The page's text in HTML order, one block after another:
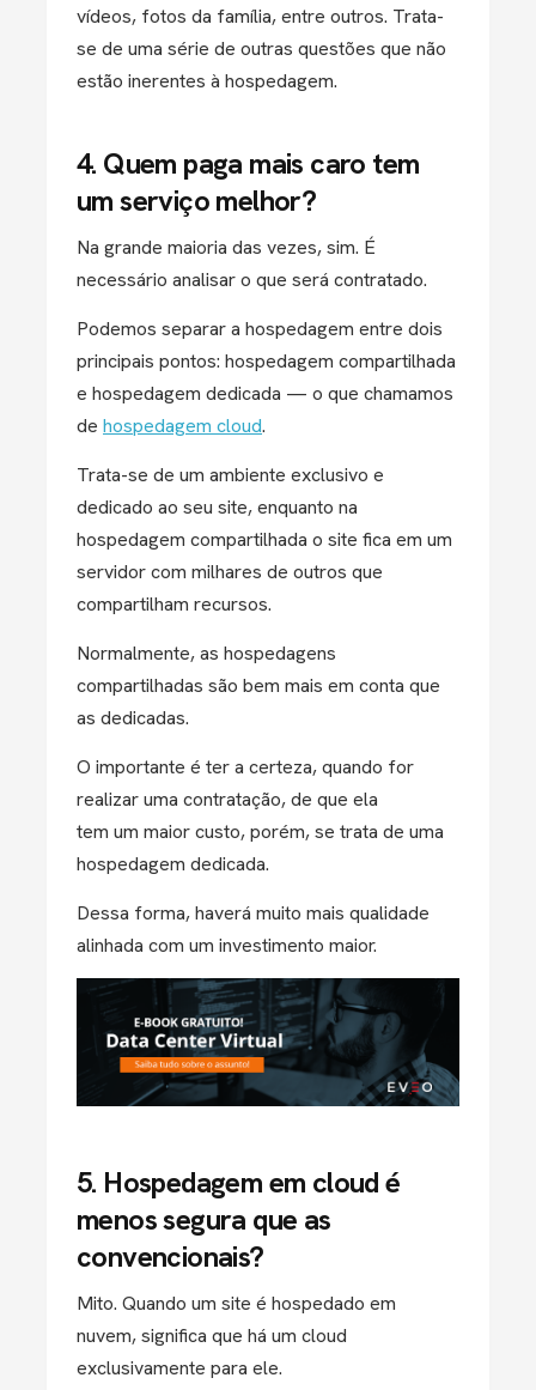
vídeos, fotos da família, entre outros. Trata-
se de uma série de outras questões que não
estão inerentes à hospedagem.
4. Quem paga mais caro tem
um serviço melhor?
Na grande maioria das vezes, sim. É
necessário analisar o que será contratado.
Podemos separar a hospedagem entre dois
principais pontos: hospedagem compartilhada
e hospedagem dedicada — o que chamamos
de hospedagem cloud.
Trata-se de um ambiente exclusivo e
dedicado ao seu site, enquanto na
hospedagem compartilhada o site fica em um
servidor com milhares de outros que
compartilham recursos.
Normalmente, as hospedagens
compartilhadas são bem mais em conta que
as dedicadas.
O importante é ter a certeza, quando for
realizar uma contratação, de que ela
tem um maior custo, porém, se trata de uma
hospedagem dedicada.
Dessa forma, haverá muito mais qualidade
alinhada com um investimento maior.
5. Hospedagem em cloud é
menos segura que as
convencionais?
Mito. Quando um site é hospedado em
nuvem, significa que há um cloud
exclusivamente para ele.